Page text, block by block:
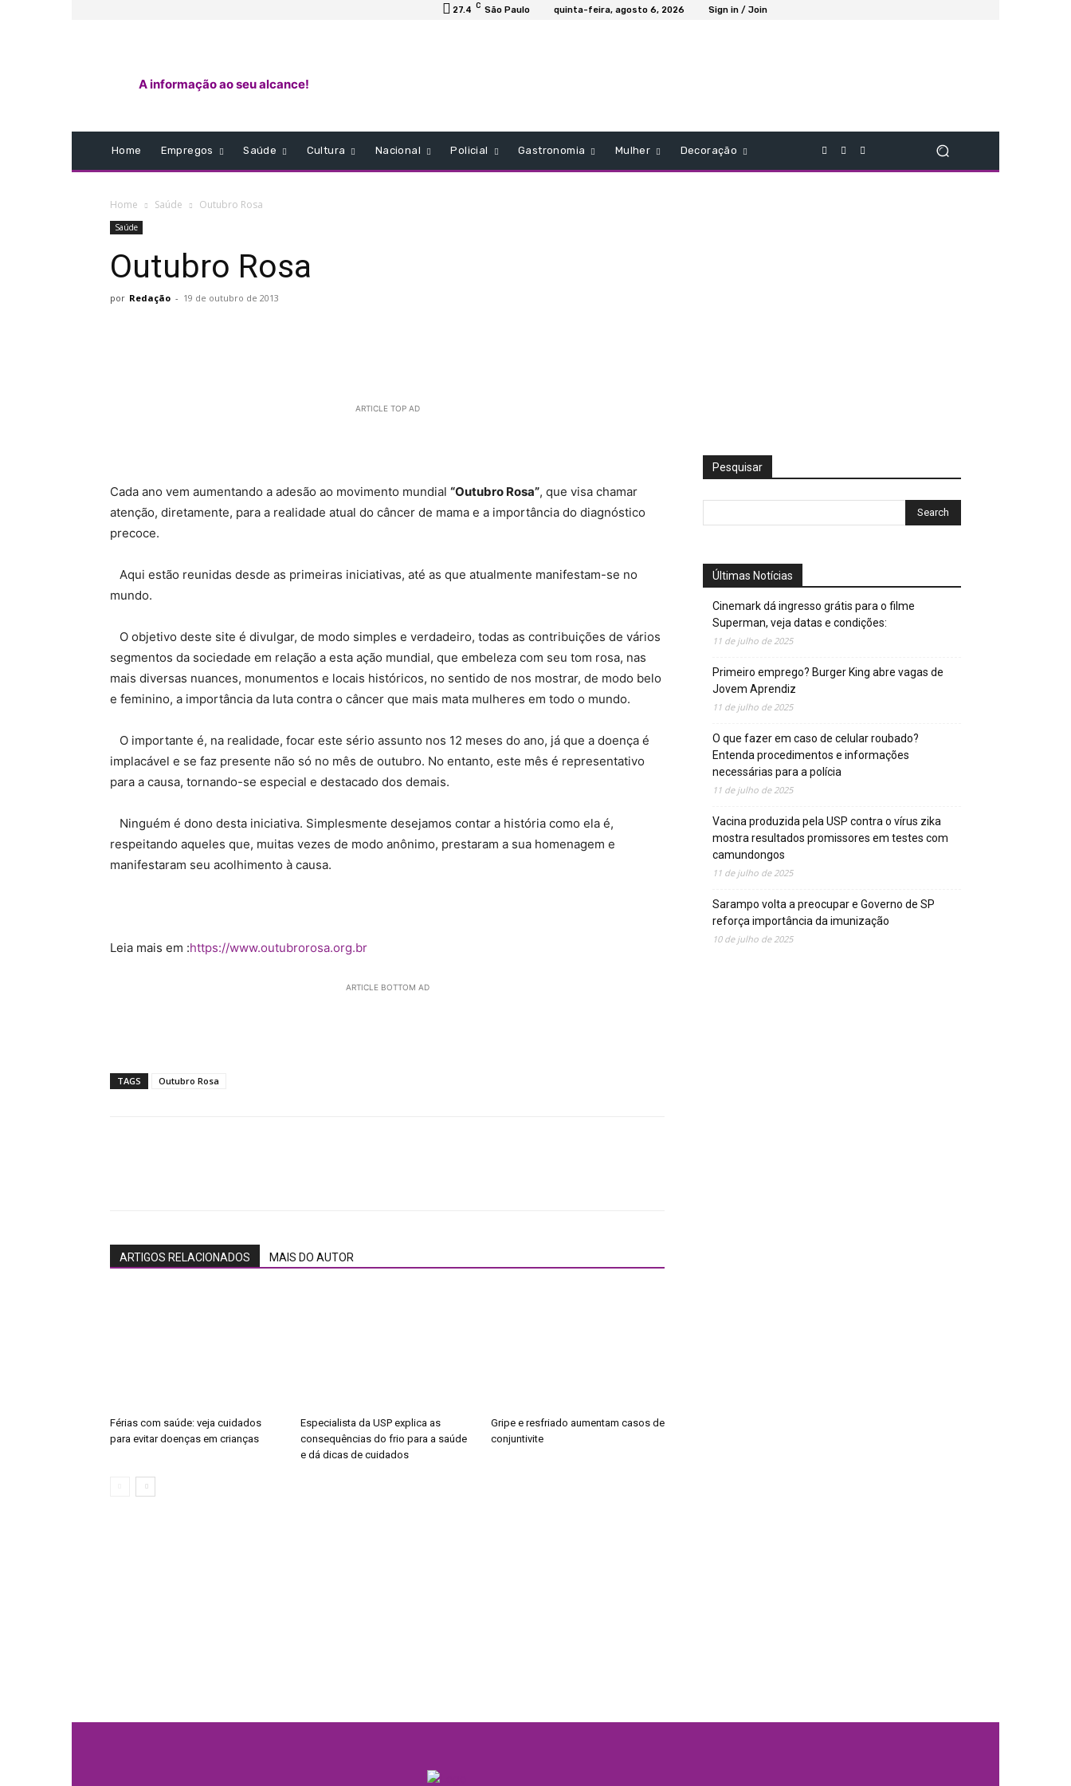
27.4 C São Paulo quinta-feira, agosto 6, 2026 Sign in / Join
A informação ao seu alcance!
Home Empregos Saúde Cultura Nacional Policial Gastronomia Mulher Decoração
Home Saúde Outubro Rosa
Saúde
Outubro Rosa
por Redação - 19 de outubro de 2013
ARTICLE TOP AD
Cada ano vem aumentando a adesão ao movimento mundial “Outubro Rosa”, que visa chamar
atenção, diretamente, para a realidade atual do câncer de mama e a importância do diagnóstico
precoce.
Aqui estão reunidas desde as primeiras iniciativas, até as que atualmente manifestam-se no
mundo.
O objetivo deste site é divulgar, de modo simples e verdadeiro, todas as contribuições de vários
segmentos da sociedade em relação a esta ação mundial, que embeleza com seu tom rosa, nas
mais diversas nuances, monumentos e locais históricos, no sentido de nos mostrar, de modo belo
e feminino, a importância da luta contra o câncer que mais mata mulheres em todo o mundo.
O importante é, na realidade, focar este sério assunto nos 12 meses do ano, já que a doença é
implacável e se faz presente não só no mês de outubro. No entanto, este mês é representativo
para a causa, tornando-se especial e destacado dos demais.
Ninguém é dono desta iniciativa. Simplesmente desejamos contar a história como ela é,
respeitando aqueles que, muitas vezes de modo anônimo, prestaram a sua homenagem e
manifestaram seu acolhimento à causa.
Leia mais em :https://www.outubrorosa.org.br
ARTICLE BOTTOM AD
TAGS Outubro Rosa
ARTIGOS RELACIONADOS MAIS DO AUTOR
Férias com saúde: veja cuidados
para evitar doenças em crianças
Especialista da USP explica as
consequências do frio para a saúde
e dá dicas de cuidados
Gripe e resfriado aumentam casos de
conjuntivite
Pesquisar
Últimas Notícias
Cinemark dá ingresso grátis para o filme
Superman, veja datas e condições:
11 de julho de 2025
Primeiro emprego? Burger King abre vagas de
Jovem Aprendiz
11 de julho de 2025
O que fazer em caso de celular roubado?
Entenda procedimentos e informações
necessárias para a polícia
11 de julho de 2025
Vacina produzida pela USP contra o vírus zika
mostra resultados promissores em testes com
camundongos
11 de julho de 2025
Sarampo volta a preocupar e Governo de SP
reforça importância da imunização
10 de julho de 2025